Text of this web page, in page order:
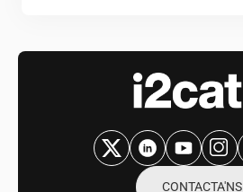
CONTACTA'NS